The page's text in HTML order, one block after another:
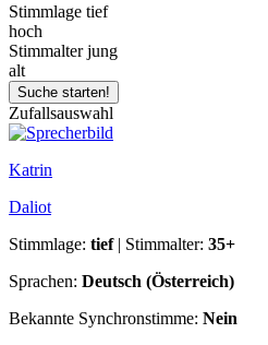
Stimmlage tief
hoch
Stimmalter jung
alt
Zufallsauswahl
Katrin
Daliot
Stimmlage: tief | Stimmalter: 35+
Sprachen: Deutsch (Österreich)
Bekannte Synchronstimme: Nein